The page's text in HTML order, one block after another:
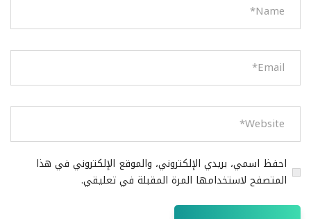
احفظ اسمي، بريدي الإلكتروني، والموقع الإلكتروني في هذا
المتصفح لاستخدامها المرة المقبلة في تعليقي.